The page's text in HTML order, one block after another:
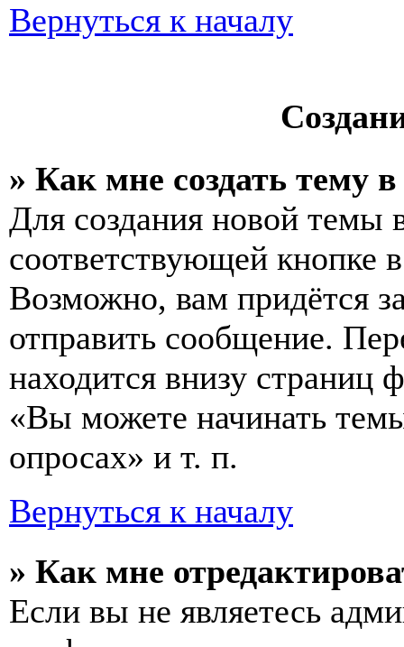
Вернуться к началу
» Как мне создать тему
Для создания новой темы
соответствующей кнопке
Возможно, вам придётся
отправить сообщение.
находится внизу
«Вы можете начинать
опросах» и т. п.
Вернуться к началу
» Как мне
Если вы не являетесь